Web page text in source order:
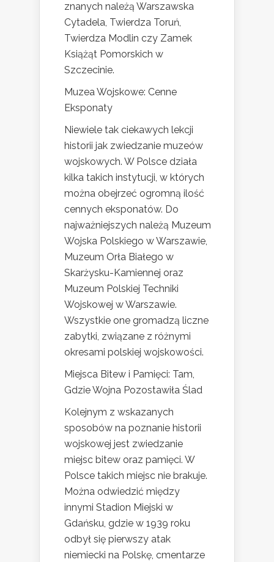
znanych należą Warszawska
Cytadela, Twierdza Toruń,
Twierdza Modlin czy Zamek
Książąt Pomorskich w
Szczecinie.
Muzea Wojskowe: Cenne
Eksponaty
Niewiele tak ciekawych lekcji
historii jak zwiedzanie muzeów
wojskowych. W Polsce działa
kilka takich instytucji, w których
można obejrzeć ogromną ilość
cennych eksponatów. Do
najważniejszych należą Muzeum
Wojska Polskiego w Warszawie,
Muzeum Orła Białego w
Skarżysku-Kamiennej oraz
Muzeum Polskiej Techniki
Wojskowej w Warszawie.
Wszystkie one gromadzą liczne
zabytki, związane z różnymi
okresami polskiej wojskowości.
Miejsca Bitew i Pamięci: Tam,
Gdzie Wojna Pozostawiła Ślad
Kolejnym z wskazanych
sposobów na poznanie historii
wojskowej jest zwiedzanie
miejsc bitew oraz pamięci. W
Polsce takich miejsc nie brakuje.
Można odwiedzić między
innymi Stadion Miejski w
Gdańsku, gdzie w 1939 roku
odbył się pierwszy atak
niemiecki na Polskę, cmentarze